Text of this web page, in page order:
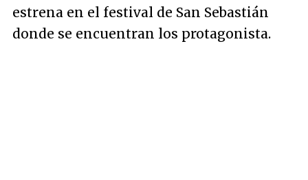
estrena en el festival de San Sebastián
donde se encuentran los protagonista.